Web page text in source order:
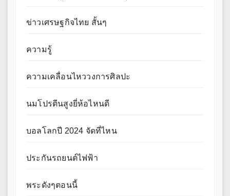
ข่าวเศรษฐกิจไทย สั้นๆ
ความรู้
ความเคลื่อนไหววงการศิลปะ
นมโปรตีนสูงยี่ห้อไหนดี
บอลโลกปี 2024 จัดที่ไหน
ประกันรถยนต์ไฟฟ้า
พระดังๆตอนนี้